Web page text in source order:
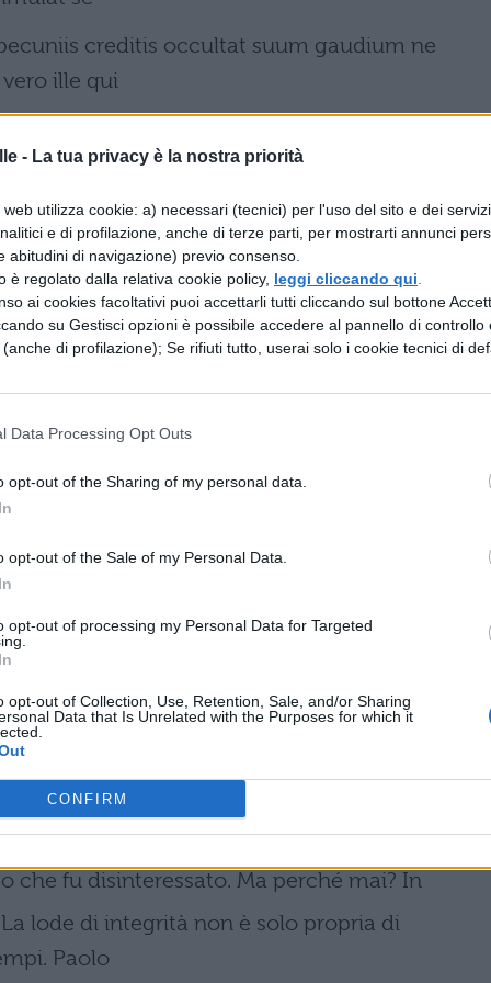
- La tua privacy è la nostra priorità
utilizza cookie: a) necessari (tecnici) per l'uso del sito e dei
e di profilazione, anche di terze parti, per mostrarti annunci
abitudini di navigazione) previo consenso.
è regolato dalla relativa cookie policy, leggi cliccando qui
ai cookies facoltativi puoi accettarli tutti cliccando sul bottone
su Gestisci opzioni è possibile accedere al pannello di controllo
di profilazione); Se rifiuti tutto, userai solo i cookie tecnici di
Data Processing Opt Outs
opt-out of the Sharing of my personal data.
opt-out of the Sale of my Personal Data.
opt-out of processing my Personal Data for Targeted
opt-out of Collection, Use, Retention, Sale, and/or Sharing
Data that Is Unrelated with the Purposes for which it
CONFIRM
creditis occultat suum gaudium ne
ille qui
se fert dolorem suum nec si plures sunt ii
illi quibus
etiam valent. Non enim numero haec
aequitatem ut
ante possessum qui nullum habuit habeat
Lysandrum ephorum expulerunt
apud eos acciderat necaverunt exque eo
sunt ut et tyranni
et praeclarissime constituta res publica
sed
malorum quae a Lacedaemoniis
Gracchos
nepotes nonne agrariae contentiones
che fu disinteressato. Ma perché mai? In
lode di integrità non è solo propria di
Paolo